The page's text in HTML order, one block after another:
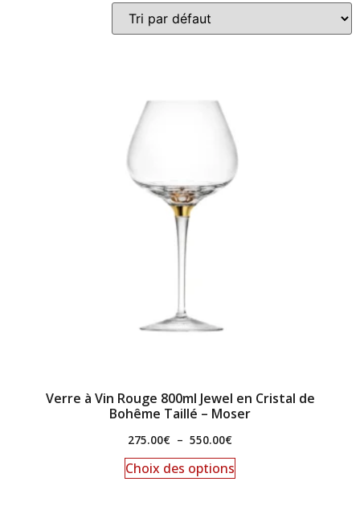
Verre à Vin Rouge 800ml Jewel en Cristal de
Bohême Taillé – Moser
275.00€ – 550.00€
Choix des options